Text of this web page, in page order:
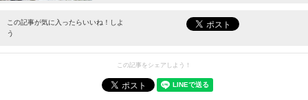
最新情報をお届けします。
この記事が気に入ったらいいね！しよ
う
この記事をシェアしよう！